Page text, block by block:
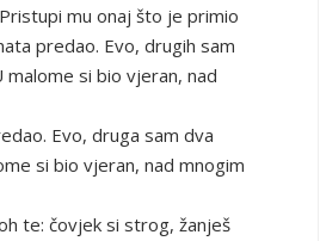
mu onaj što je primio
predao. Evo, drugih sam
malome si bio vjeran, nad
Evo, druga sam dva
si bio vjeran, nad mnogim
te: čovjek si strog, žanješ